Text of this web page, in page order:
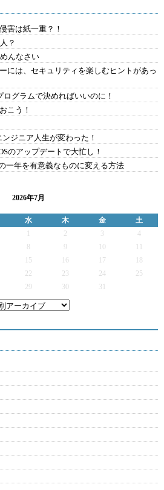
害は紙一重？！
？
んなさい
には、セキュリティを楽しむヒントがあっ
グラムで決めればいいのに！
こう！
ジニア人生が変わった！
のアップデートで大忙し！
一年を有意義なものに変える方法
2026年7月
水 木 金
土
2 3
4
9
15 16 17
22 23 24
25
29 30 31